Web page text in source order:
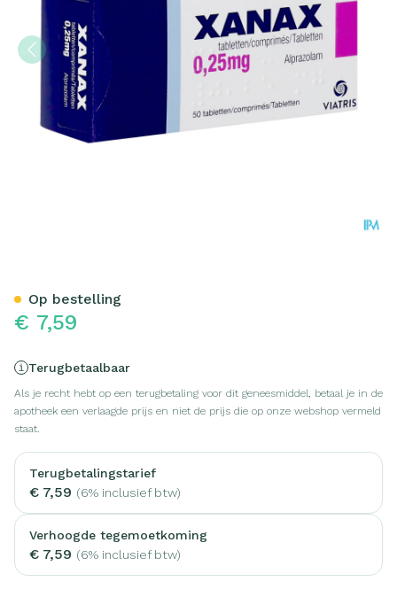
€ 7,59
Terugbetaalbaar
Als je recht hebt op een terugbetaling voor dit geneesmiddel, betaal je in de
apotheek een verlaagde prijs en niet de prijs die op onze webshop vermeld
staat.
Terugbetalingstarief
€ 7,59 (6% inclusief btw)
Verhoogde tegemoetkoming
€ 7,59 (6% inclusief btw)
Op bestelling